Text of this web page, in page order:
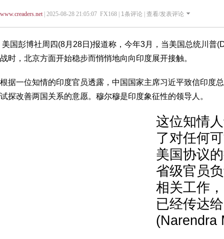
www.creaders.net| 2025-08-28 21:05:07 FX168 | 1条评论 | 查看/发表评论
美国彭博社周四(8月28日)报道称，今年3月，当美国总统川普
战时，北京方面开始稳步而悄悄地向向印度展开接触。
根据一位知情的印度官员透露，中国国家主席习近平致信印度
试探改善两国关系的意愿。穆尔穆是印度象征性的领导人。
这位知情
了对任何
美国协议
省级官员
相关工作
已经传达
(Narendra